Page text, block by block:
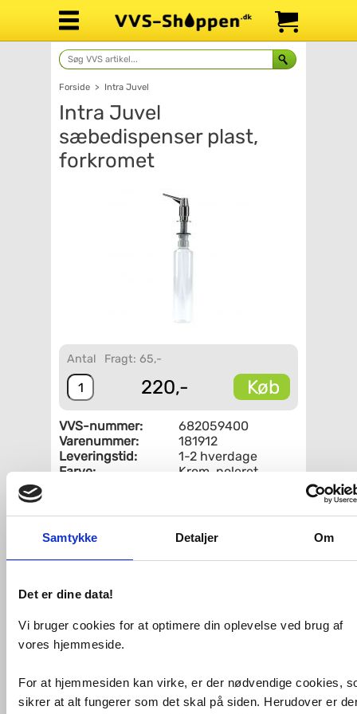
Samtykke Detaljer Om
Det er dine data!
Vi bruger cookies for at optimere din oplevelse ved brug af
vores hjemmeside.
For at hjemmesiden kan virke, er der nødvendige cookies,
sikrer at alt fungerer som det skal på siden. Herudover er
Forside > Intra Juvel
Intra Juvel
sæbedispenser plast,
forkromet
Antal Fragt: 65,-
220,- Køb
VVS-nummer:
682059400
Varenummer:
181912
Leveringstid:
1-2 hverdage
Farve:
Krom, poleret
Forkromet plast og inklusiv
Ø35 mm.
mail@vvs-shoppen.dk Handelsbetingelser Returvarer
Privatlivs- og cookiepolitik